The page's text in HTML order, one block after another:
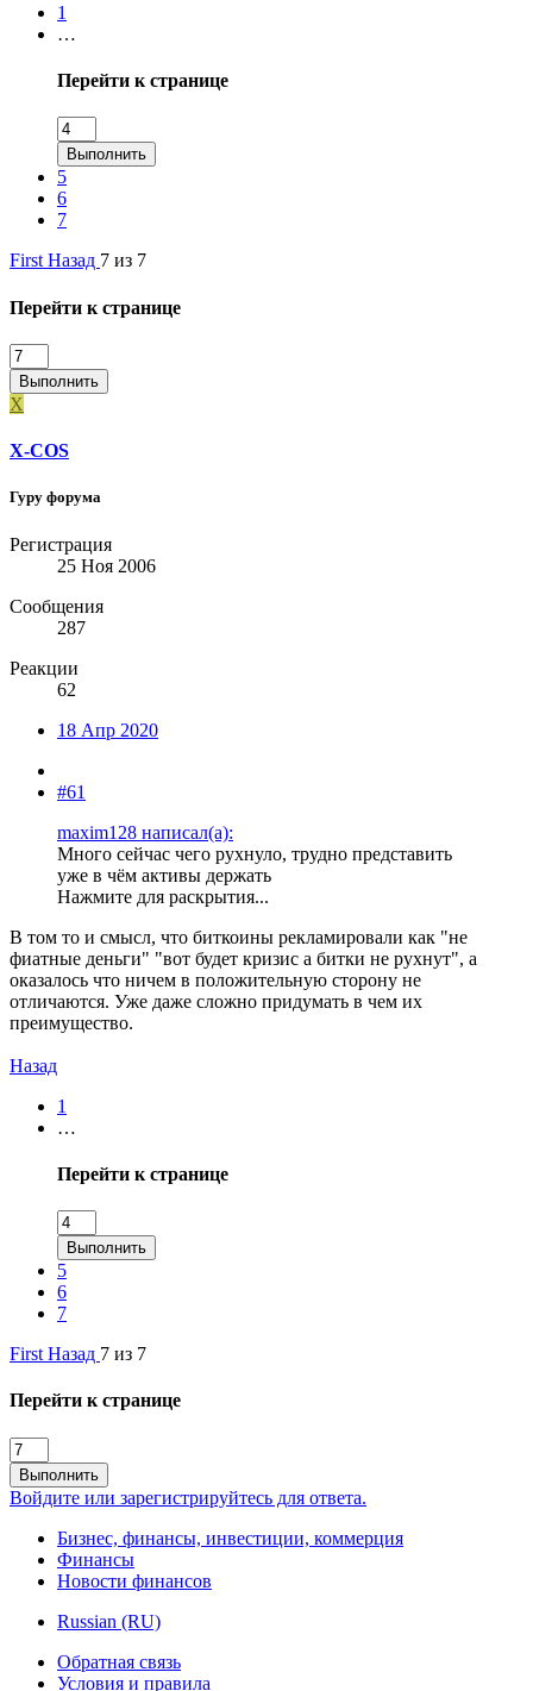
1
…
Перейти к странице
Выполнить
5
6
7
First Назад 7 из 7
Перейти к странице
Выполнить
X
X-COS
Гуру форума
Регистрация
25 Ноя 2006
Сообщения
287
Реакции
62
18 Апр 2020
#61
maxim128 написал(а):
Много сейчас чего рухнуло, трудно представить
уже в чём активы держать
Нажмите для раскрытия...
В том то и смысл, что биткоины рекламировали как "не
фиатные деньги" "вот будет кризис а битки не рухнут", а
оказалось что ничем в положительную сторону не
отличаются. Уже даже сложно придумать в чем их
преимущество.
Назад
1
…
Перейти к странице
Выполнить
5
6
7
First Назад 7 из 7
Перейти к странице
Выполнить
Войдите или зарегистрируйтесь для ответа.
Бизнес, финансы, инвестиции, коммерция
Финансы
Новости финансов
Russian (RU)
Обратная связь
Условия и правила